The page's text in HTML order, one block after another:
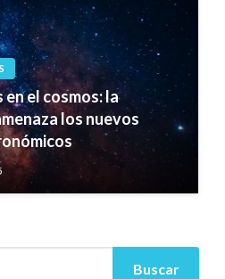
el cosmos: la
los nuevos
Buscar